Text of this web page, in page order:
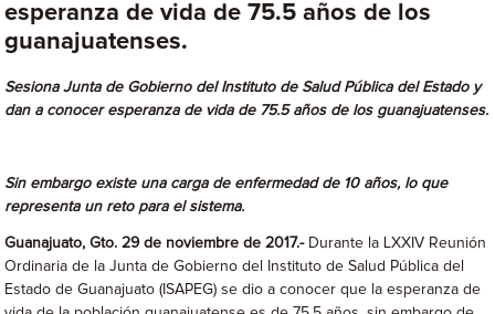
esperanza de vida de 75.5 años de los
guanajuatenses.
Sesiona Junta de Gobierno del Instituto de Salud Pública del Estado y
dan a conocer esperanza de vida de 75.5 años de los guanajuatenses.
Sin embargo existe una carga de enfermedad de 10 años, lo que
representa un reto para el sistema.
Guanajuato, Gto. 29 de noviembre de 2017.-Durante la LXXIV Reunión
Ordinaria de la Junta de Gobierno del Instituto de Salud Pública del
Estado de Guanajuato (ISAPEG) se dio a conocer que la esperanza de